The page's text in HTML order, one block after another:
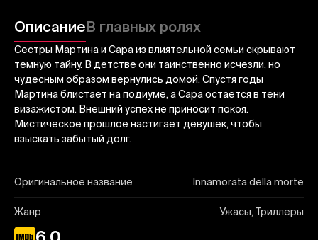
ОписаниеВ главных ролях
Сестры Мартина и Сара из влиятельной семьи скрывают
темную тайну. В детстве они таинственно исчезли, но
чудесным образом вернулись домой. Спустя годы
Мартина блистает на подиуме, а Сара остается в тени
визажистом. Внешний успех не приносит покоя.
Мистическое прошлое настигает девушек, чтобы
взыскать забытый долг.
Оригинальное название Innamorata della morte
Жанр Ужасы, Триллеры
Отправить